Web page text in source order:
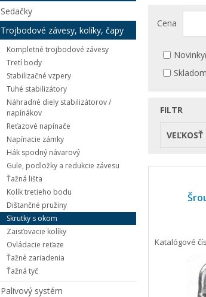
Cena
Novinky
FILTR
VEĽKOSŤ
Katalógové
Sedačky
Trojbodové závesy, kolíky, čapy
Kompletné trojbodové závesy
Tretí body
Stabilizačné vzpery
Tuhé stabilizátory
Náhradné diely stabilizátorov /
napínákov
Reťazové napínače
Napínacie zámky
Hák spodný návarový
Gule, podložky a redukcie závesu
Ťažná lišta
Kolík tretieho bodu
Dištančné pružiny
Skrutky s okom
Zaisťovacie kolíky
Ovládacie reťaze
Ťažné zariadenia
Ťažná tyč
Palivový systém